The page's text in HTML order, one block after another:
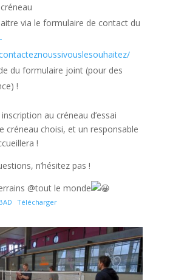
via le formulaire de contact du
du formulaire joint (pour des
!
au créneau d’essai
créneau choisi, et un responsable
!
n’hésitez pas !
@tout le monde
Télécharger